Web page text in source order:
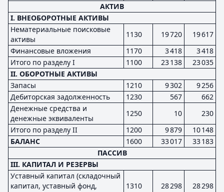
АКТИВ
I. ВНЕОБОРОТНЫЕ АКТИВЫ
Нематериальные поисковые
активы
1130 19 720
19 617
Финансовые вложения
1170 3 418
3 418
Итого по разделу I
1100 23 138
23 035
II. ОБОРОТНЫЕ АКТИВЫ
Запасы
1210 9 302
9 256
Дебиторская задолженность
1230 567
662
Денежные средства и
денежные эквиваленты
1250 10
230
Итого по разделу II
1200 9 879
10 148
БАЛАНС
1600 33 017
33 183
ПАССИВ
III. КАПИТАЛ И РЕЗЕРВЫ
Уставный капитал (складочный
капитал, уставный фонд,
1310 28 298 28 298